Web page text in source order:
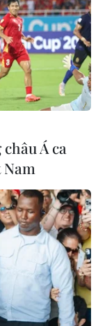
tuyến tỉnh
phần mềm
Á ca